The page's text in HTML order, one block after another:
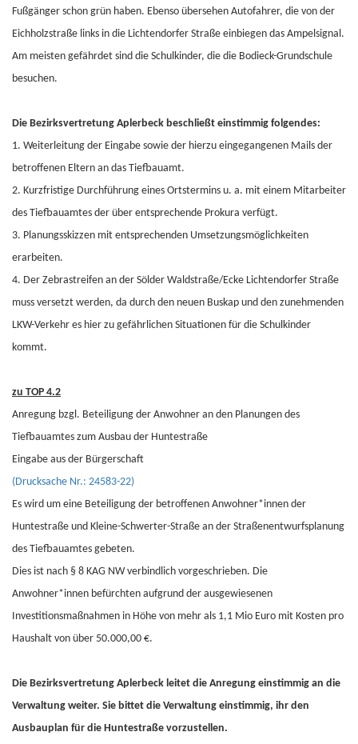
Fußgänger schon grün haben. Ebenso übersehen Autofahrer, die von der
Eichholzstraße links in die Lichtendorfer Straße einbiegen das Ampelsignal.
Am meisten gefährdet sind die Schulkinder, die die Bodieck-Grundschule
besuchen.
Die Bezirksvertretung Aplerbeck beschließt einstimmig folgendes:
1. Weiterleitung der Eingabe sowie der hierzu eingegangenen Mails der
betroffenen Eltern an das Tiefbauamt.
2. Kurzfristige Durchführung eines Ortstermins u. a. mit einem Mitarbeiter
des Tiefbauamtes der über entsprechende Prokura verfügt.
3. Planungsskizzen mit entsprechenden Umsetzungsmöglichkeiten
erarbeiten.
4. Der Zebrastreifen an der Sölder Waldstraße/Ecke Lichtendorfer Straße
muss versetzt werden, da durch den neuen Buskap und den zunehmenden
LKW-Verkehr es hier zu gefährlichen Situationen für die Schulkinder
kommt.
zu TOP 4.2
Anregung bzgl. Beteiligung der Anwohner an den Planungen des
Tiefbauamtes zum Ausbau der Huntestraße
Eingabe aus der Bürgerschaft
(Drucksache Nr.: 24583-22)
Es wird um eine Beteiligung der betroffenen Anwohner*innen der
Huntestraße und Kleine-Schwerter-Straße an der Straßenentwurfsplanung
des Tiefbauamtes gebeten.
Dies ist nach § 8 KAG NW verbindlich vorgeschrieben. Die
Anwohner*innen befürchten aufgrund der ausgewiesenen
Investitionsmaßnahmen in Höhe von mehr als 1,1 Mio Euro mit Kosten pro
Haushalt von über 50.000,00 €.
Die Bezirksvertretung Aplerbeck leitet die Anregung einstimmig an die
Verwaltung weiter. Sie bittet die Verwaltung einstimmig, ihr den
Ausbauplan für die Huntestraße vorzustellen.